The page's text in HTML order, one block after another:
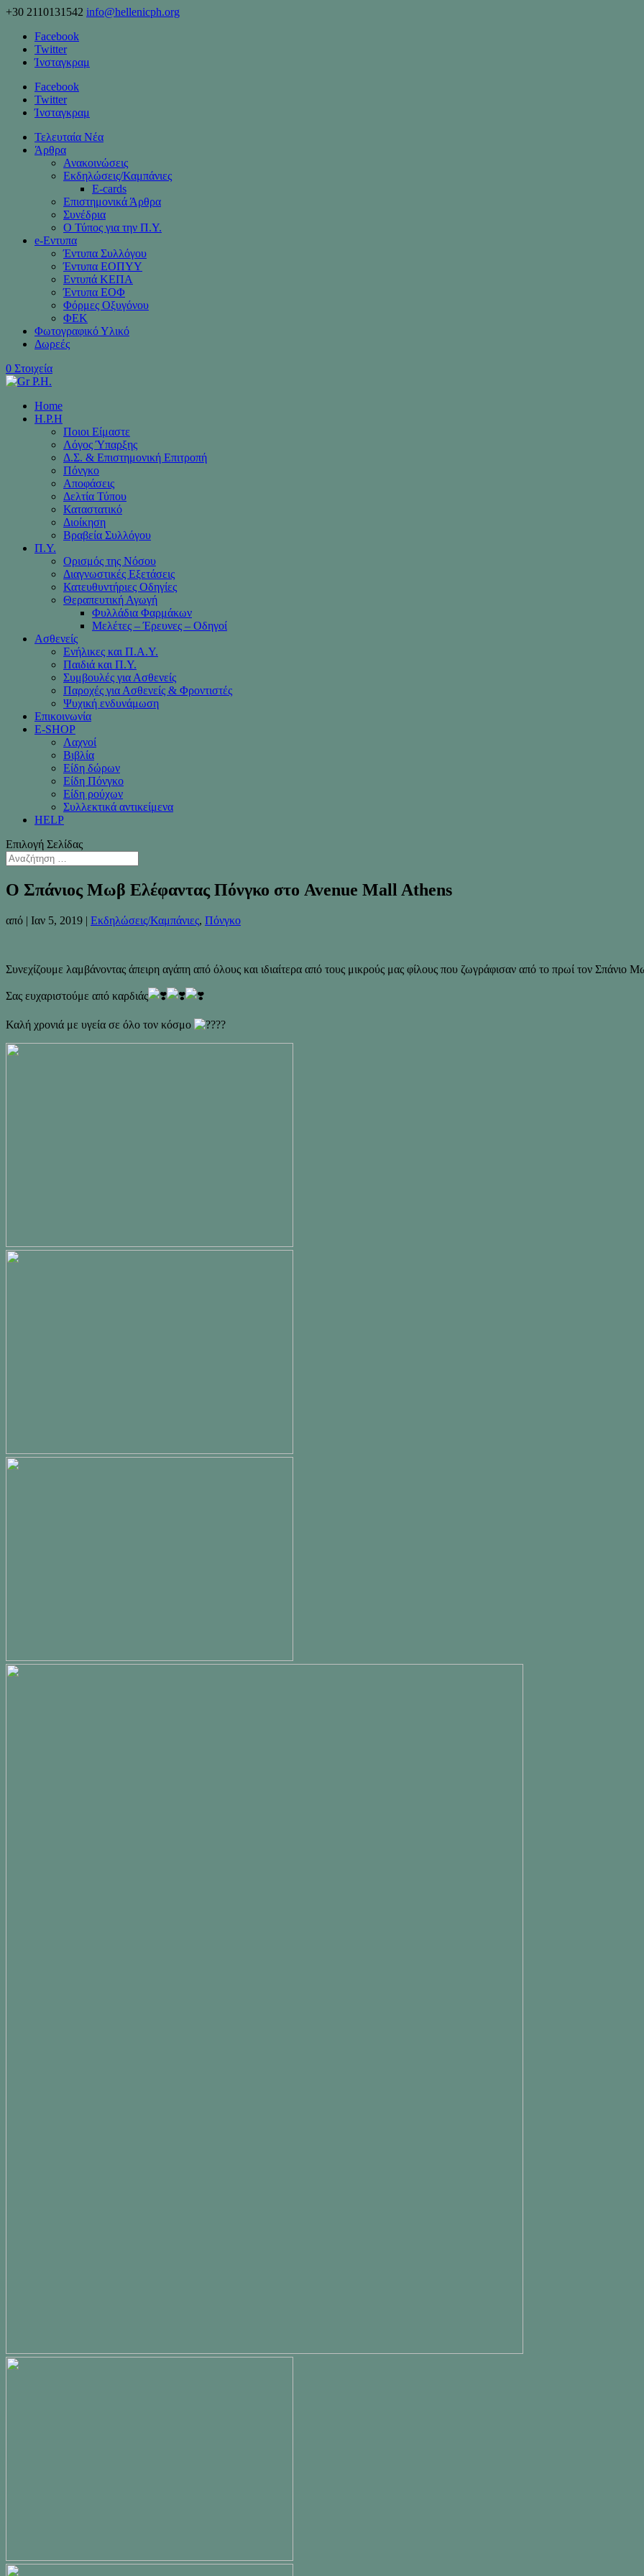
+30 2110131542 info@hellenicph.org
Facebook
Twitter
Ίνσταγκραμ
Facebook
Twitter
Ίνσταγκραμ
Τελευταία Νέα
Άρθρα
Ανακοινώσεις
Εκδηλώσεις/Καμπάνιες
Ε-cards
Επιστημονικά Άρθρα
Συνέδρια
Ο Τύπος για την Π.Υ.
e-Eντυπα
Έντυπα Συλλόγου
Έντυπα ΕΟΠΥΥ
Εντυπά ΚΕΠΑ
Έντυπα ΕΟΦ
Φόρμες Οξυγόνου
ΦΕΚ
Φωτογραφικό Υλικό
Δωρεές
0 Στοιχεία
Home
H.P.H
Ποιοι Είμαστε
Λόγος Ύπαρξης
Δ.Σ. & Επιστημονική Επιτροπή
Πόνγκο
Αποφάσεις
Δελτία Τύπου
Καταστατικό
Διοίκηση
Βραβεία Συλλόγου
Π.Υ.
Ορισμός της Νόσου
Διαγνωστικές Εξετάσεις
Κατευθυντήριες Οδηγίες
Θεραπευτική Αγωγή
Φυλλάδια Φαρμάκων
Μελέτες – Έρευνες – Οδηγοί
Ασθενείς
Ενήλικες και Π.Α.Υ.
Παιδιά και Π.Υ.
Συμβουλές για Ασθενείς
Παροχές για Ασθενείς & Φροντιστές
Ψυχική ενδυνάμωση
Επικοινωνία
Ε-SHOP
Λαχνοί
Βιβλία
Είδη δώρων
Είδη Πόνγκο
Είδη ρούχων
Συλλεκτικά αντικείμενα
HELP
Επιλογή Σελίδας
Ο Σπάνιος Μωβ Ελέφαντας Πόνγκο στο Avenue Mall Athens
από | Ιαν 5, 2019 | Εκδηλώσεις/Καμπάνιες, Πόνγκο
Συνεχίζουμε λαμβάνοντας άπειρη αγάπη από όλους και ιδιαίτερα από τους μικρούς μας φίλους που ζωγράφισαν από το πρωί τον Σπάνιο
Σας ευχαριστούμε από καρδιάς
Καλή χρονιά με υγεία σε όλο τον κόσμο